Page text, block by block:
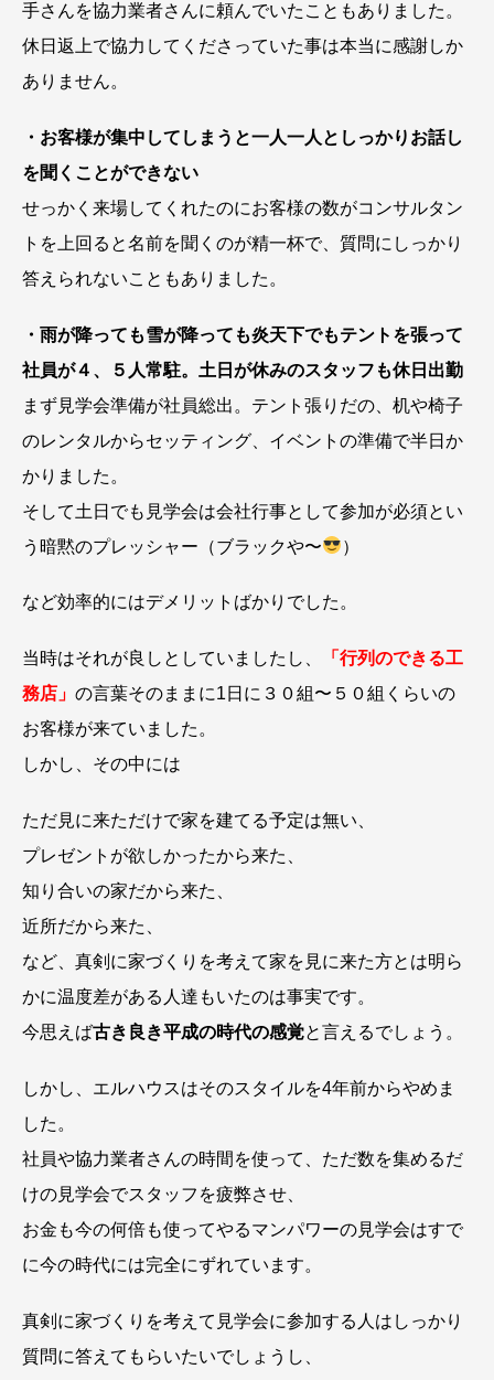
手さんを協力業者さんに頼んでいたこともありました。
休日返上で協力してくださっていた事は本当に感謝しか
ありません。
・お客様が集中してしまうと一人一人としっかりお話し
を聞くことができない
せっかく来場してくれたのにお客様の数がコンサルタン
トを上回ると名前を聞くのが精一杯で、質問にしっかり
答えられないこともありました。
・雨が降っても雪が降っても炎天下でもテントを張って
社員が４、５人常駐。土日が休みのスタッフも休日出勤
まず見学会準備が社員総出。テント張りだの、机や椅子
のレンタルからセッティング、イベントの準備で半日か
かりました。
そして土日でも見学会は会社行事として参加が必須とい
う暗黙のプレッシャー（ブラックや〜
）
など効率的にはデメリットばかりでした。
当時はそれが良しとしていましたし、
「行列のできる工
務店」 の言葉そのままに1日に３０組〜５０組くらいの
お客様が来ていました。
しかし、その中には
ただ見に来ただけで家を建てる予定は無い、
プレゼントが欲しかったから来た、
知り合いの家だから来た、
近所だから来た、
など、真剣に家づくりを考えて家を見に来た方とは明ら
かに温度差がある人達もいたのは事実です。
今思えば古き良き平成の時代の感覚と言えるでしょう。
しかし、エルハウスはそのスタイルを4年前からやめま
した。
社員や協力業者さんの時間を使って、ただ数を集めるだ
けの見学会でスタッフを疲弊させ、
お金も今の何倍も使ってやるマンパワーの見学会はすで
に今の時代には完全にずれています。
真剣に家づくりを考えて見学会に参加する人はしっかり
質問に答えてもらいたいでしょうし、